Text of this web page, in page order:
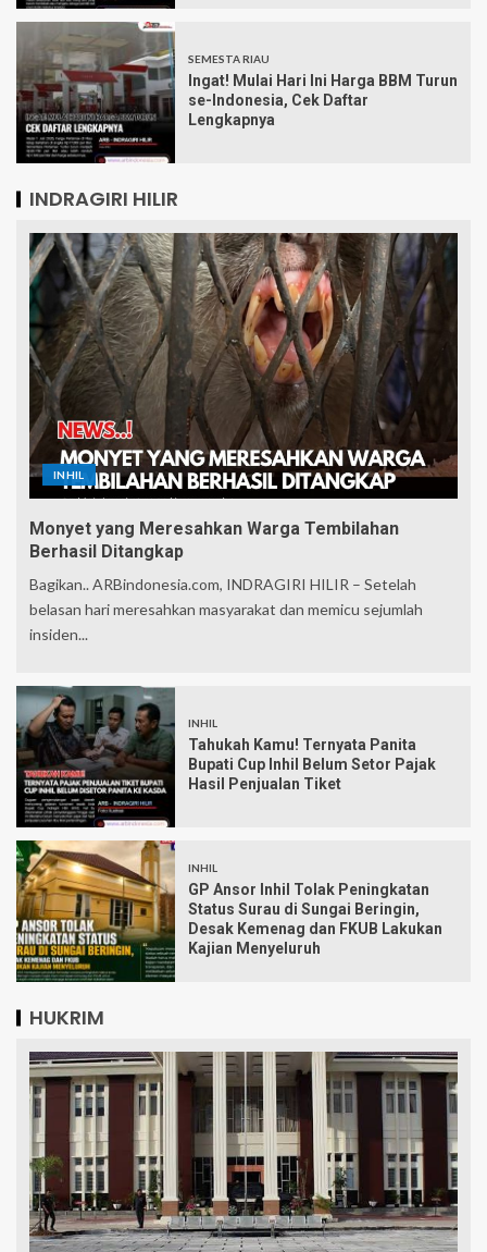
SEMESTA RIAU
Ingat! Mulai Hari Ini Harga BBM Turun
se-Indonesia, Cek Daftar
Lengkapnya
INDRAGIRI HILIR
INHIL
Monyet yang Meresahkan Warga Tembilahan
Berhasil Ditangkap
Bagikan.. ARBindonesia.com, INDRAGIRI HILIR – Setelah
belasan hari meresahkan masyarakat dan memicu sejumlah
insiden...
INHIL
Tahukah Kamu! Ternyata Panita
Bupati Cup Inhil Belum Setor Pajak
Hasil Penjualan Tiket
INHIL
GP Ansor Inhil Tolak Peningkatan
Status Surau di Sungai Beringin,
Desak Kemenag dan FKUB Lakukan
Kajian Menyeluruh
HUKRIM